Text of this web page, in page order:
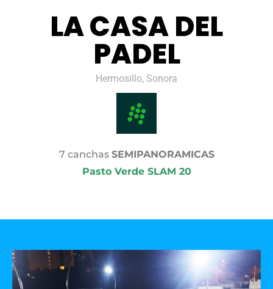
LA CASA DEL
PADEL
Hermosillo, Sonora
7 canchas SEMIPANORAMICAS
Pasto Verde SLAM 20